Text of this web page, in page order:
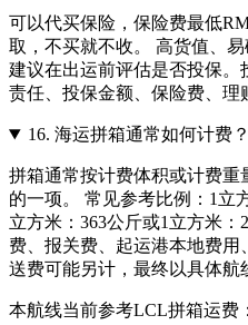
可以代买保险，保险费最低
取，不买就不收。 高货值、
建议在出运前评估是否投保
责任、投保金额、保险费、理
16. 海运拼箱通常如何计费？
拼箱通常按计费体积或计费
的一项。 常见参考比例：1立
立方米：363公斤或1立方米
费、报关费、起运港本地费
送费可能另计，最终以具体航
本航线当前参考LCL拼箱运费